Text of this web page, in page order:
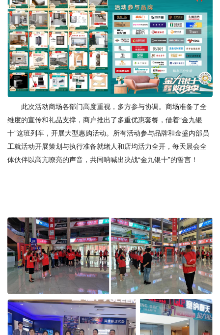
此次活动商场各部门高度重视，多方参与协调。 商场准备了全
维度的宣传和礼品支撑，商户推出了多重优惠套餐， 借着“金九银
十”这班列车，开展大型惠购活动。所有活动参与品牌和金盛内部员
工就活动开展策划与执行准备就绪人和店均活力全开，每天晨会全
体伙伴以高亢嘹亮的声音，共同呐喊出决战“金九银十”的誓言！